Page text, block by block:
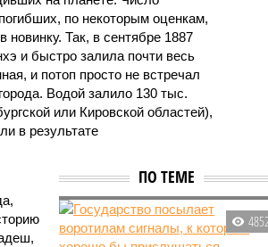
по некоторым оценкам,
Так, в сентябре 1887
и быстро залила почти весь
и потоп просто не встречал
Водой залило 130 тыс.
или Кировской областей),
в результате
ПО ТЕМЕ